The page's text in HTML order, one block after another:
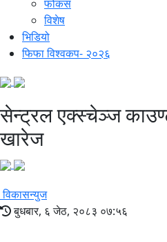
फोकस
विशेष
भिडियो
फिफा विश्वकप- २०२६
सेन्ट्रल एक्स्चेञ्ज
खारेज
विकासन्युज
बुधबार, ६ जेठ, २०८३ ०७:५६